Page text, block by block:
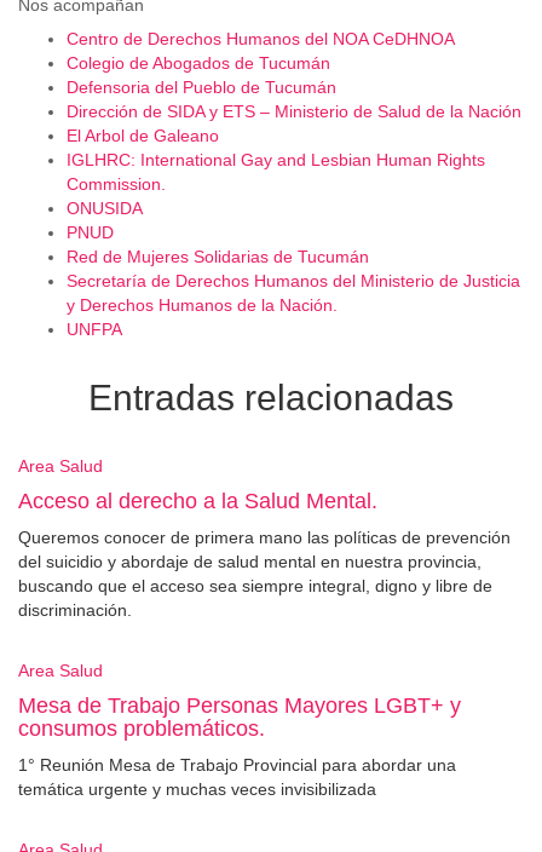
Nos acompañan
Centro de Derechos Humanos del NOA CeDHNOA
Colegio de Abogados de Tucumán
Defensoria del Pueblo de Tucumán
Dirección de SIDA y ETS – Ministerio de Salud de la Nación
El Arbol de Galeano
IGLHRC: International Gay and Lesbian Human Rights
Commission.
ONUSIDA
PNUD
Red de Mujeres Solidarias de Tucumán
Secretaría de Derechos Humanos del Ministerio de Justicia
y Derechos Humanos de la Nación.
UNFPA
Entradas relacionadas
Area Salud
Acceso al derecho a la Salud Mental.
Queremos conocer de primera mano las políticas de prevención
del suicidio y abordaje de salud mental en nuestra provincia,
buscando que el acceso sea siempre integral, digno y libre de
discriminación.
Area Salud
Mesa de Trabajo Personas Mayores LGBT+ y
consumos problemáticos.
1° Reunión Mesa de Trabajo Provincial para abordar una
temática urgente y muchas veces invisibilizada